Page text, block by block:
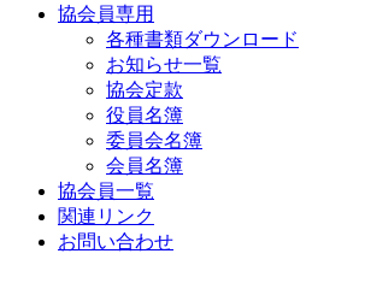
協会員専用
各種書類ダウンロード
お知らせ一覧
協会定款
役員名簿
委員会名簿
会員名簿
協会員一覧
関連リンク
お問い合わせ